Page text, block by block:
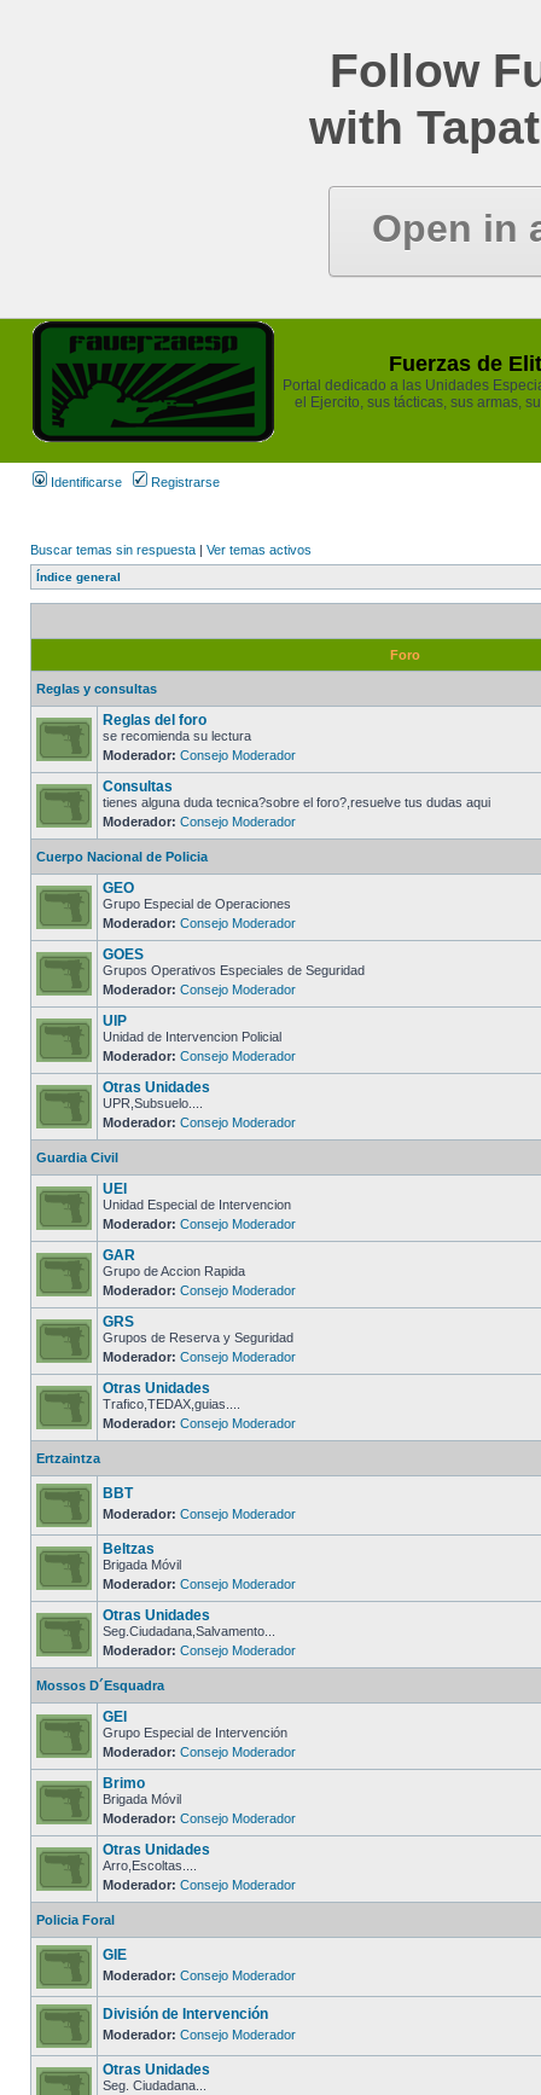
Follow
with
Open in
Fuerzas de
Portal dedicado a las Unidades
el Ejercito, sus tácticas, sus armas,
Identificarse Registrarse
Buscar temas sin respuesta | Ver temas activos
Índice general
Foro
Reglas y consultas
Reglas del foro
se recomienda su lectura
Moderador: Consejo Moderador
Consultas
tienes alguna duda tecnica?sobre el foro?,resuelve tus dudas aqui
Moderador: Consejo Moderador
Cuerpo Nacional de Policia
GEO
Grupo Especial de Operaciones
Moderador: Consejo Moderador
GOES
Grupos Operativos Especiales de Seguridad
Moderador: Consejo Moderador
UIP
Unidad de Intervencion Policial
Moderador: Consejo Moderador
Otras Unidades
UPR,Subsuelo....
Moderador: Consejo Moderador
Guardia Civil
UEI
Unidad Especial de Intervencion
Moderador: Consejo Moderador
GAR
Grupo de Accion Rapida
Moderador: Consejo Moderador
GRS
Grupos de Reserva y Seguridad
Moderador: Consejo Moderador
Otras Unidades
Trafico,TEDAX,guias....
Moderador: Consejo Moderador
Ertzaintza
BBT
Moderador: Consejo Moderador
Beltzas
Brigada Móvil
Moderador: Consejo Moderador
Otras Unidades
Seg.Ciudadana,Salvamento...
Moderador: Consejo Moderador
Mossos D´Esquadra
GEI
Grupo Especial de Intervención
Moderador: Consejo Moderador
Brimo
Brigada Móvil
Moderador: Consejo Moderador
Otras Unidades
Arro,Escoltas....
Moderador: Consejo Moderador
Policia Foral
GIE
Moderador: Consejo Moderador
División de Intervención
Moderador: Consejo Moderador
Otras Unidades
Seg. Ciudadana...